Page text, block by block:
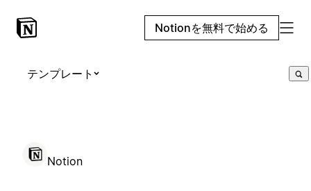
Notionを無料で始める
テンプレート
Notion